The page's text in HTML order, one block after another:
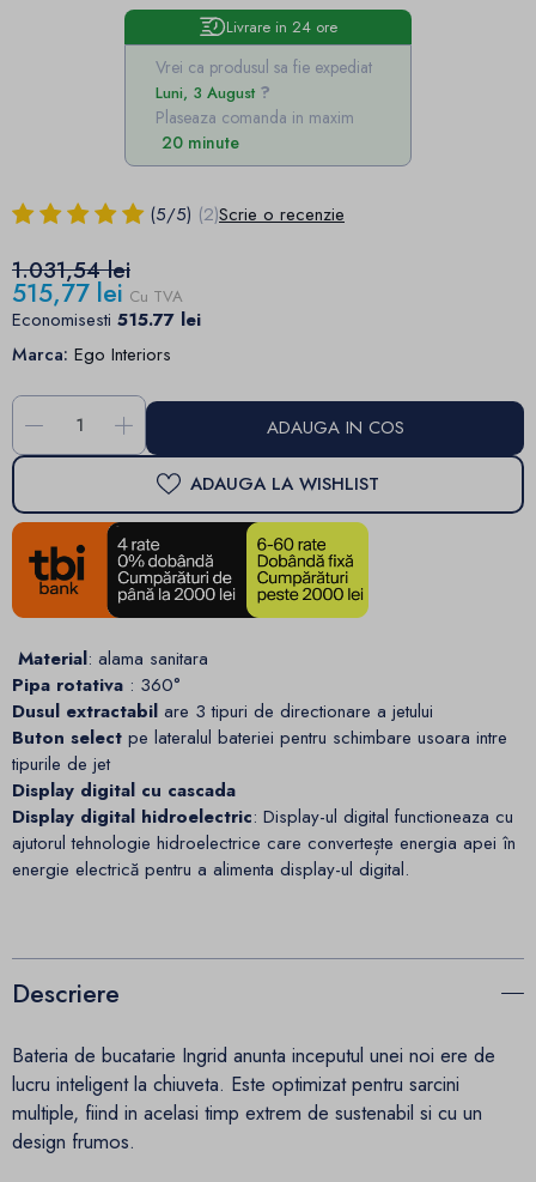
Livrare in 24 ore
Vrei ca produsul sa fie expediat
Luni, 3 August
Plaseaza comanda in maxim
20 minute
(5/5) (2)Scrie o recenzie
1.031,54 lei
515,77 lei Cu TVA
Economisesti 515.77 lei
Marca: Ego Interiors
- + ADAUGA IN COS
ADAUGA LA WISHLIST
Material: alama sanitara
Pipa rotativa : 360°
Dusul extractabil are 3 tipuri de directionare a jetului
Buton select pe lateralul bateriei pentru schimbare usoara intre
tipurile de jet
Display digital cu cascada
Display digital hidroelectric: Display-ul digital functioneaza cu
ajutorul tehnologie hidroelectrice care convertește energia apei în
energie electrică pentru a alimenta display-ul digital.
Descriere
Bateria de bucatarie Ingrid anunta inceputul unei noi ere de
lucru inteligent la chiuveta. Este optimizat pentru sarcini
multiple, fiind in acelasi timp extrem de sustenabil si cu un
design frumos.